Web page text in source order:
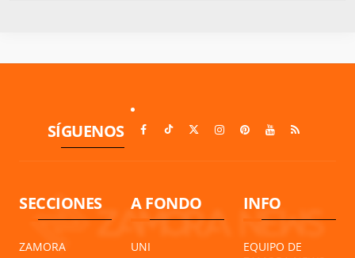
SÍGUENOS
SECCIONES
ZAMORA
A FONDO
UNI
INFO
EQUIPO DE